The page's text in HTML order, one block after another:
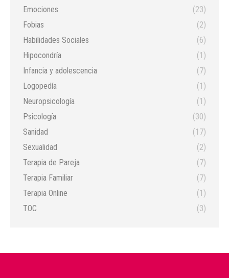
Emociones
(23)
Fobias
(2)
Habilidades Sociales
(6)
Hipocondría
(1)
Infancia y adolescencia
(7)
Logopedía
(1)
Neuropsicología
(1)
Psicología
(30)
Sanidad
(17)
Sexualidad
(2)
Terapia de Pareja
(7)
Terapia Familiar
(7)
Terapia Online
(1)
TOC
(3)